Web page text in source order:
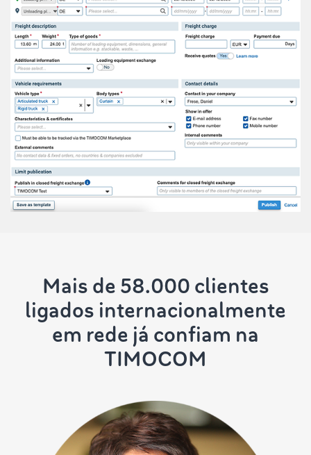
Mais de 58.000 clientes
ligados internacionalmente
em rede já confiam na
TIMOCOM